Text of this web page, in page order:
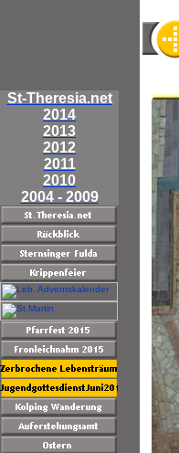
St-Theresia.net
2014
2013
2012
2011
2010
2004 - 2009